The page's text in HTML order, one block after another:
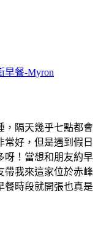
早餐-Myron
，隔天幾乎七點都會
常好，但是遇到假日
呀！當想和朋友約早
帶我來這家位於赤峰
餐時段就開張也真是